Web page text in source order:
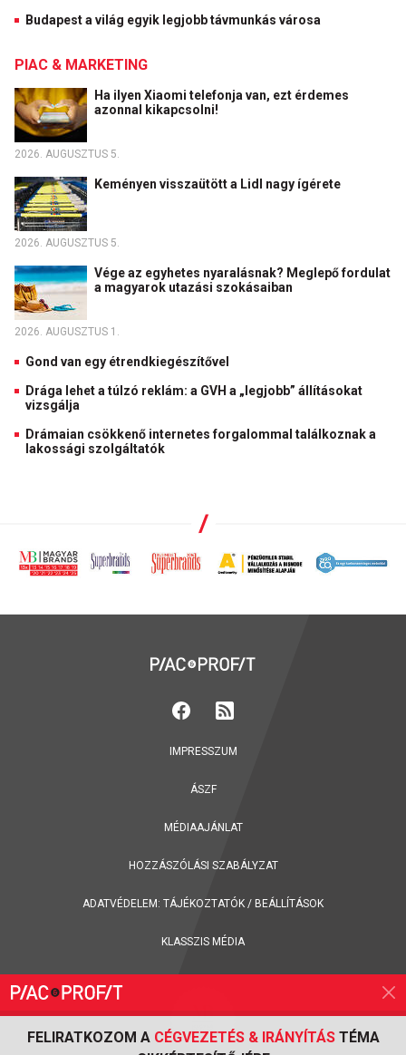
FELIRATKOZOM A CÉGVEZETÉS & IRÁNYÍTÁSTÉMA
Budapest a világ egyik legjobb távmunkás városa
PIAC & MARKETING
Ha ilyen Xiaomi telefonja van, ezt érdemes
azonnal kikapcsolni!
2026. AUGUSZTUS 5.
Keményen visszaütött a Lidl nagy ígérete
2026. AUGUSZTUS 5.
Vége az egyhetes nyaralásnak? Meglepő fordulat
a magyarok utazási szokásaiban
2026. AUGUSZTUS 1.
Gond van egy étrendkiegészítővel
Drága lehet a túlzó reklám: a GVH a „legjobb” állításokat
vizsgálja
Drámaian csökkenő internetes forgalommal találkoznak a
lakossági szolgáltatók
IMPRESSZUM
ÁSZF
MÉDIAAJÁNLAT
HOZZÁSZÓLÁSI SZABÁLYZAT
ADATVÉDELEM: TÁJÉKOZTATÓK / BEÁLLÍTÁSOK
KLASSZIS MÉDIA